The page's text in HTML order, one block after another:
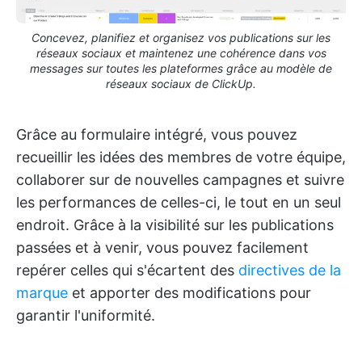
Concevez, planifiez et organisez vos publications sur les
réseaux sociaux et maintenez une cohérence dans vos
messages sur toutes les plateformes grâce au modèle de
réseaux sociaux de ClickUp.
Grâce au formulaire intégré, vous pouvez
recueillir les idées des membres de votre équipe,
collaborer sur de nouvelles campagnes et suivre
les performances de celles-ci, le tout en un seul
endroit. Grâce à la visibilité sur les publications
passées et à venir, vous pouvez facilement
repérer celles qui s'écartent des directives de la
marque et apporter des modifications pour
garantir l'uniformité.